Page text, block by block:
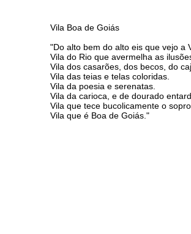
Vila Boa de Goiás
"Do alto bem do alto eis que vejo a
Vila do Rio que avermelha as
Vila dos casarões, dos becos, do
Vila das teias e telas coloridas.
Vila da poesia e serenatas.
Vila da carioca, e de dourado
Vila que tece bucolicamente o sopro
Vila que é Boa de Goiás."